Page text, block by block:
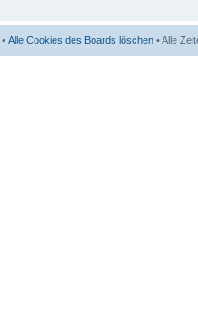
• Alle Cookies des Boards löschen • Alle